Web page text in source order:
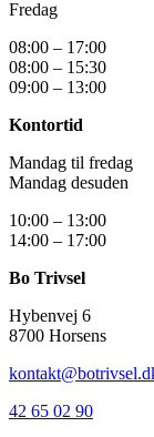
Fredag
08:00 – 17:00
08:00 – 15:30
09:00 – 13:00
Kontortid
Mandag til fredag
Mandag desuden
10:00 – 13:00
14:00 – 17:00
Bo Trivsel
Hybenvej 6
8700 Horsens
42 65 02 90